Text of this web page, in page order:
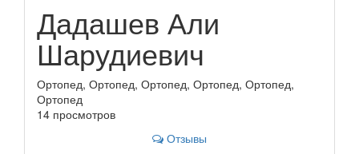
Дадашев Али
Шарудиевич
Ортопед, Ортопед, Ортопед, Ортопед, Ортопед,
Ортопед
14 просмотров
Отзывы